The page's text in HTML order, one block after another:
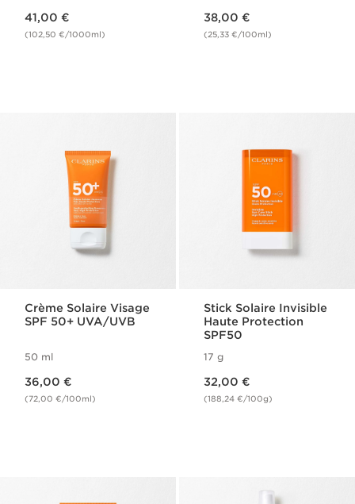
41,00 €
(102,50 €/1000ml)
38,00 €
(25,33 €/100ml)
Crème Solaire Visage
SPF 50​+ UVA/UVB
50 ml
36,00 €
(72,00 €/100ml)
Stick Solaire Invisible
Haute Protection
SPF50
17 g
32,00 €
(188,24 €/100g)